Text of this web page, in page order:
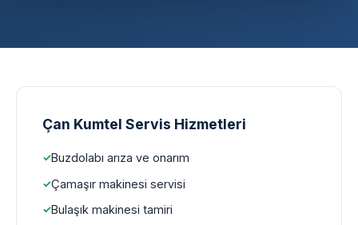
Çan Kumtel Servis Hizmetleri
Buzdolabı arıza ve onarım
Çamaşır makinesi servisi
Bulaşık makinesi tamiri